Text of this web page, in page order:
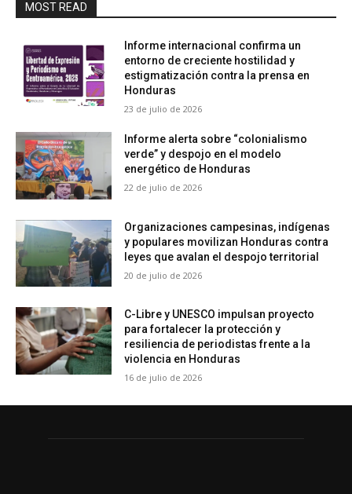
MOST READ
Informe internacional confirma un
entorno de creciente hostilidad y
estigmatización contra la prensa en
Honduras
23 de julio de 2026
Informe alerta sobre “colonialismo
verde” y despojo en el modelo
energético de Honduras
22 de julio de 2026
Organizaciones campesinas, indígenas
y populares movilizan Honduras contra
leyes que avalan el despojo territorial
20 de julio de 2026
C-Libre y UNESCO impulsan proyecto
para fortalecer la protección y
resiliencia de periodistas frente a la
violencia en Honduras
16 de julio de 2026